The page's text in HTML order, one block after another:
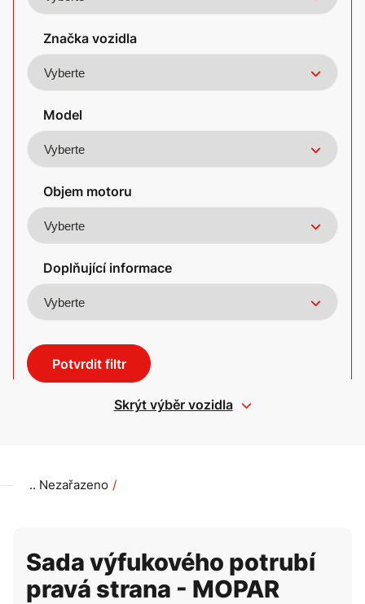
Americké vozy
Značka vozidla
Model
Objem motoru
Doplňující informace
Potvrdit filtr
Skrýt výběr vozidla
Nezařazeno
Sada výfukového potrubí
pravá strana - MOPAR